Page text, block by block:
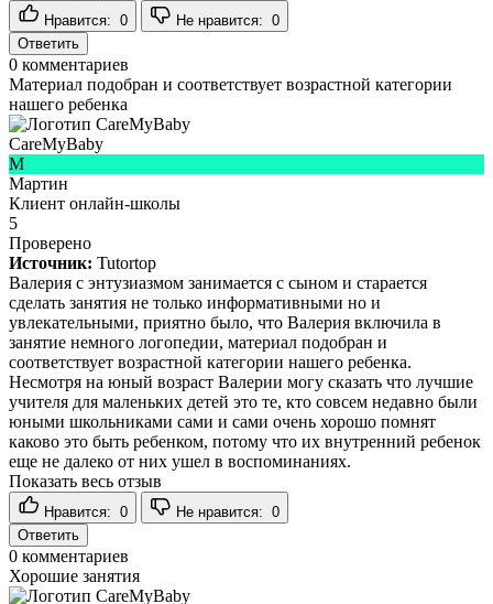
Нравится: 0 Не нравится: 0
Ответить
0 комментариев
Материал подобран и соответствует возрастной категории
нашего ребенка
CareMyBaby
М
Мартин
Клиент онлайн-школы
5
Проверено
Источник: Tutortop
Валерия с энтузиазмом занимается с сыном и старается
сделать занятия не только информативными но и
увлекательными, приятно было, что Валерия включила в
занятие немного логопедии, материал подобран и
соответствует возрастной категории нашего ребенка.
Несмотря на юный возраст Валерии могу сказать что лучшие
учителя для маленьких детей это те, кто совсем недавно были
юными школьниками сами и сами очень хорошо помнят
каково это быть ребенком, потому что их внутренний ребенок
еще не далеко от них ушел в воспоминаниях.
Показать весь отзыв
Нравится: 0 Не нравится: 0
Ответить
0 комментариев
Хорошие занятия